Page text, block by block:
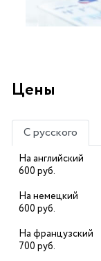
Цены
С русского
На английский
600 руб.
На немецкий
600 руб.
На французский
700 руб.